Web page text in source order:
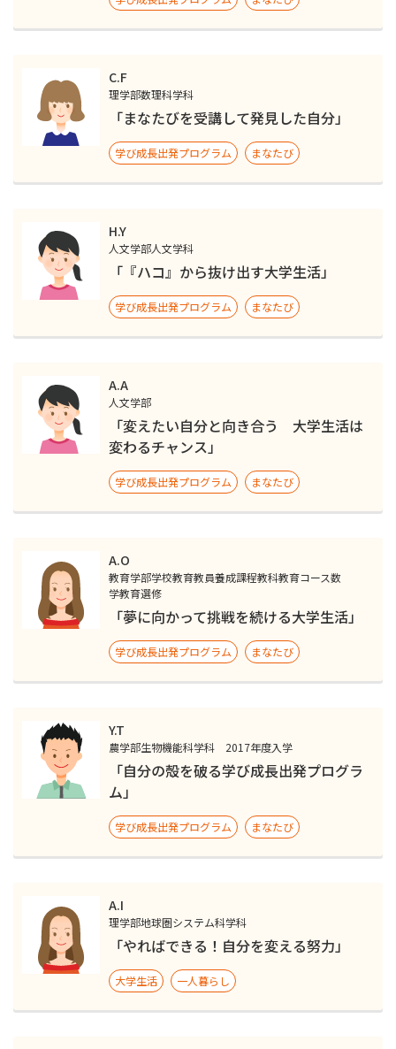
C.F
理学部数理科学科
「まなたびを受講して発見した自分」
学び成長出発プログラム まなたび
H.Y
人文学部人文学科
「『ハコ』から抜け出す大学生活」
学び成長出発プログラム まなたび
A.A
人文学部
「変えたい自分と向き合う 大学生活は
変わるチャンス」
学び成長出発プログラム まなたび
A.O
教育学部学校教育教員養成課程教科教育コース数
学教育選修
「夢に向かって挑戦を続ける大学生活」
学び成長出発プログラム まなたび
Y.T
農学部生物機能科学科 2017年度入学
「自分の殻を破る学び成長出発プログラ
ム」
学び成長出発プログラム まなたび
A.I
理学部地球圏システム科学科
「やればできる！自分を変える努力」
大学生活 一人暮らし